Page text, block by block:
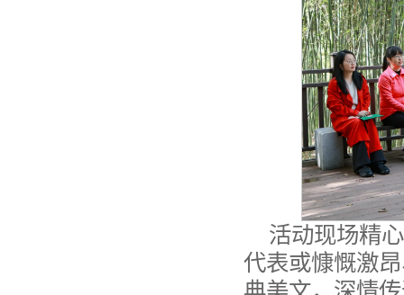
活动现场精
代表或慷慨激